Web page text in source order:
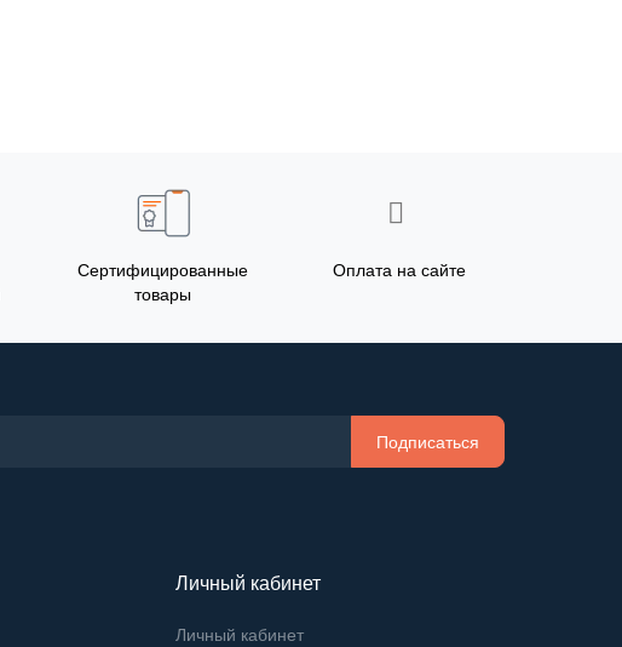
Сертифицированные
товары
Оплата на сайте
Подписаться
Личный кабинет
Личный кабинет